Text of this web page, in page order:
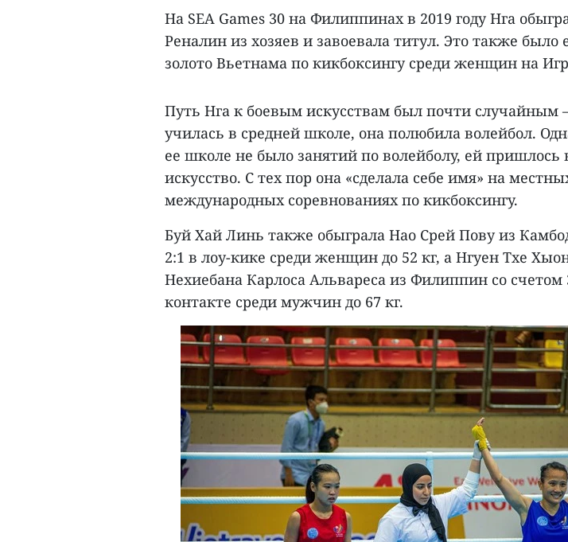
На SEA Games 30 на Филиппинах в 2019 году Нга
Реналин из хозяев и завоевала титул. Это также было
золото Вьетнама по кикбоксингу среди женщин на
Путь Нга к боевым искусствам был почти случайным
училась в средней школе, она полюбила волейбол.
ее школе не было занятий по волейболу, ей пришлось
искусство. С тех пор она «сделала себе имя» на
международных соревнованиях по кикбоксингу.
Буй Хай Линь также обыграла Нао Срей Пову из
2:1 в лоу-кике среди женщин до 52 кг, а Нгуен Тхе
Нехиебана Карлоса Альвареса из Филиппин со
контакте среди мужчин до 67 кг.